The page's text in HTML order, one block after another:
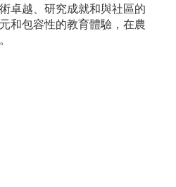
卓越、研究成就和與社區的
和包容性的教育體驗，在農